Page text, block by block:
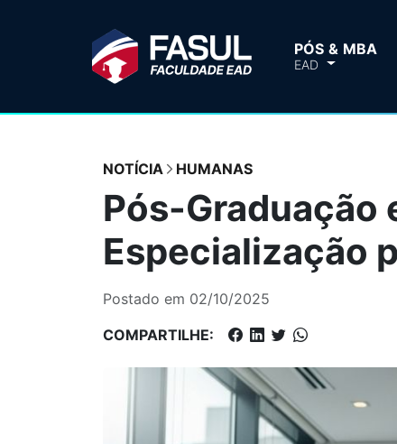
PÓS & MBA
EAD
NOTÍCIA HUMANAS
Pós-Graduação
Especialização
Postado em 02/10/2025
COMPARTILHE: